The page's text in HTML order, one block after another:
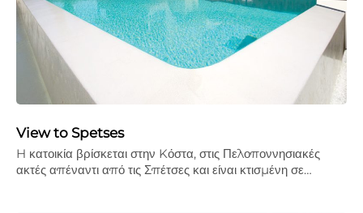
View to Spetses
H κατοικία βρίσκεται στην Kόστα, στις Πελοποννησιακές
ακτές απέναντι από τις Σπέτσες και είναι κτισμένη σε…